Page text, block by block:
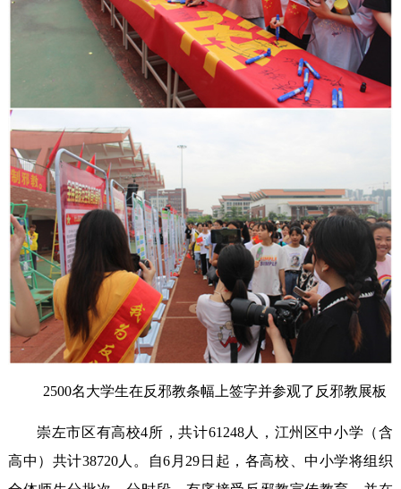
2500名大学生在反邪教条幅上签字并参观了反邪教展板
崇左市区有高校4所，共计61248人，江州区中小学（含
高中）共计38720人。自6月29日起，各高校、中小学将组织